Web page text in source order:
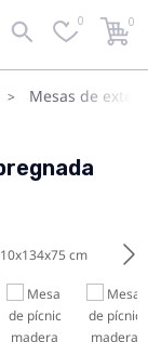
0 0
Mesas de